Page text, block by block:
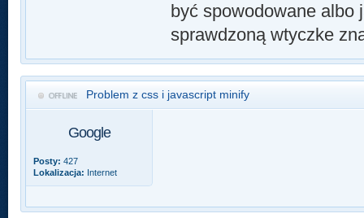
być spowodowane albo
sprawdzoną wtyczke
Problem z css i javascript minify
Google
Posty: 427
Lokalizacja: Internet